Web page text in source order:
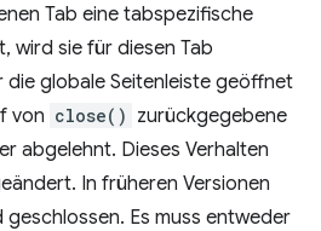
Tab eine tabspezifische
wird sie für diesen Tab
die globale Seitenleiste geöffnet
von close() zurückgegebene
abgelehnt. Dieses Verhalten
In früheren Versionen
Es muss entweder